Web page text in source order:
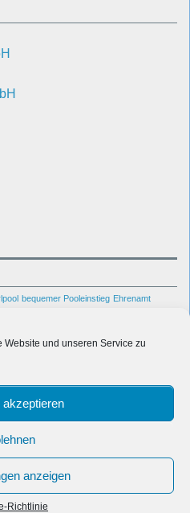
und unseren Service zu
anzeigen
Richtlinie
bequemer Pooleinstieg Ehrenamt
Spa Raumentfeuchtung Reparatur
Villa Wasseraufbereitung
GmbH
Theme